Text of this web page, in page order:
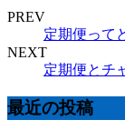
PREV
定期便って
NEXT
定期便とチ
最近の投稿